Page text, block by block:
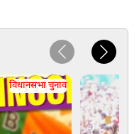
विधानसभा चुनाव